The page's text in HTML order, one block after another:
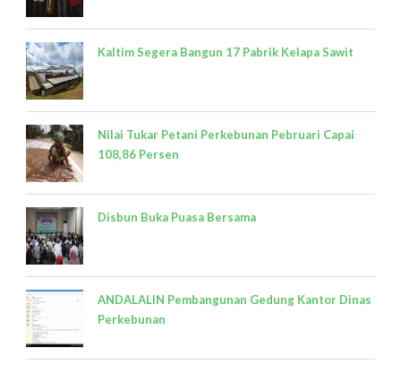
Kaltim Segera Bangun 17 Pabrik Kelapa Sawit
Nilai Tukar Petani Perkebunan Pebruari Capai
108,86 Persen
Disbun Buka Puasa Bersama
ANDALALIN Pembangunan Gedung Kantor Dinas
Perkebunan